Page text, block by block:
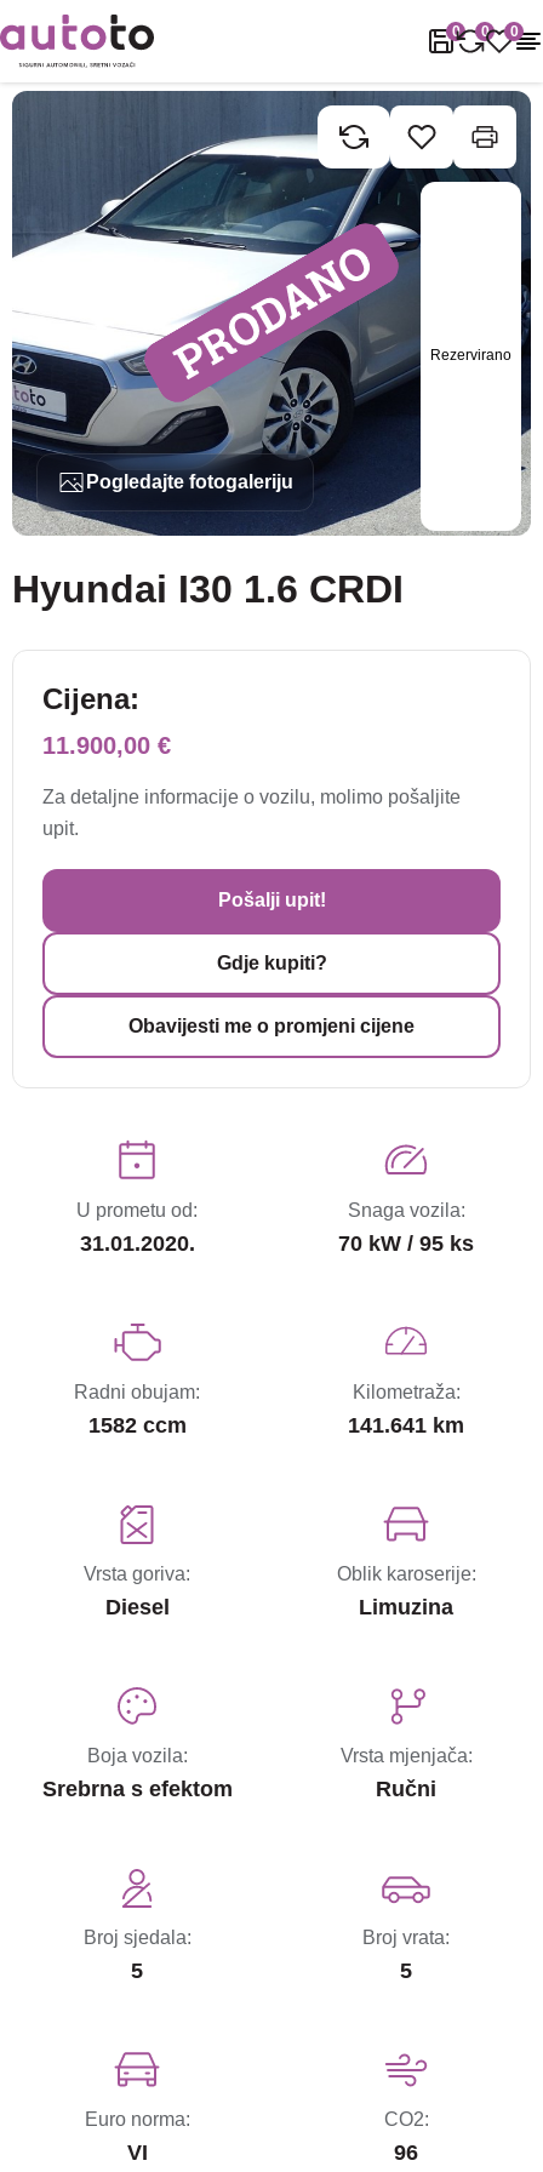
0 0 0
Naslovnica Rabljena vozila Hyundai I30 1.6 CRDI
Rezervirano
Pogledajte fotogaleriju
Hyundai I30 1.6 CRDI
Cijena:
11.900,00 €
Za detaljne informacije o vozilu, molimo pošaljite
upit.
Pošalji upit!
Gdje kupiti?
Obavijesti me o promjeni cijene
U prometu od:
31.01.2020.
Snaga vozila:
70 kW / 95 ks
Radni obujam:
1582 ccm
Kilometraža:
141.641 km
Vrsta goriva:
Diesel
Oblik karoserije:
Limuzina
Boja vozila:
Srebrna s efektom
Vrsta mjenjača:
Ručni
Broj sjedala:
5
Broj vrata:
5
Euro norma:
VI
CO2:
96